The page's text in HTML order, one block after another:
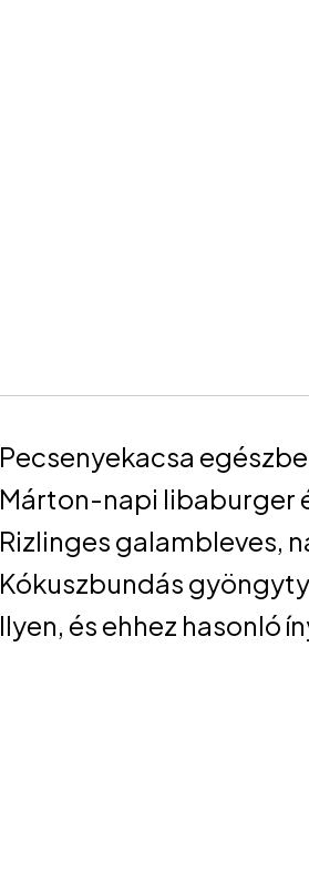
Pecsenyekacsa
Márton-napi libaburger
Rizlinges galambleves,
Kókuszbundás
Ilyen, és ehhez hasonló